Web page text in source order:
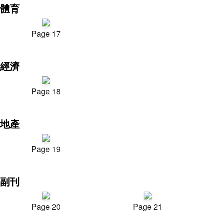
體育
Page 17
經濟
Page 18
地產
Page 19
副刊
Page 20 Page 21